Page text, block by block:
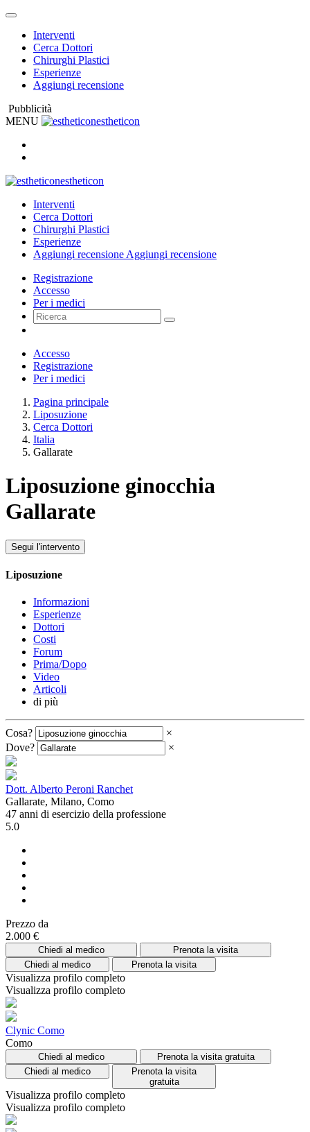
Interventi
Cerca Dottori
Chirurghi Plastici
Esperienze
Aggiungi recensione
Pubblicità
MENU
estheticon
estheticon
Interventi
Cerca Dottori
Chirurghi Plastici
Esperienze
Aggiungi recensione Aggiungi recensione
Registrazione
Accesso
Per i medici
Accesso
Registrazione
Per i medici
Pagina principale
Liposuzione
Cerca Dottori
Italia
Gallarate
Liposuzione ginocchia
Gallarate
Segui l'intervento
Liposuzione
Informazioni
Esperienze
Dottori
Costi
Forum
Prima/Dopo
Video
Articoli
di più
Cosa?
×
Dove?
×
Dott. Alberto Peroni Ranchet
Gallarate, Milano, Como
47 anni di esercizio della professione
5.0
Prezzo da
2.000 €
Chiedi al medico
Prenota la visita
Chiedi al medico
Prenota la visita
Visualizza profilo completo
Visualizza profilo completo
Clynic Como
Como
Chiedi al medico
Prenota la visita gratuita
Chiedi al medico
Prenota la visita
gratuita
Visualizza profilo completo
Visualizza profilo completo